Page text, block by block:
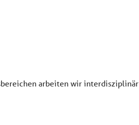
arbeiten wir interdisziplinär